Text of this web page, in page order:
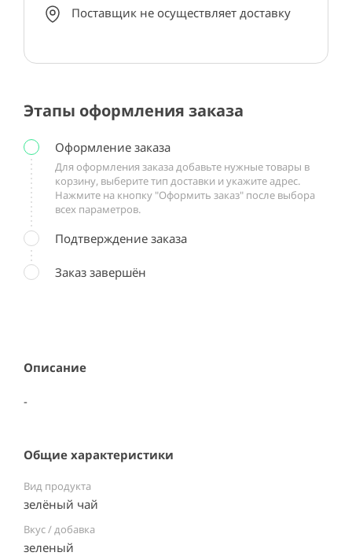
Описание
-
Общие характеристики
Вид продукта
зелёный чай
Вкус / добавка
зеленый
Поставщик не осуществляет доставку
Этапы оформления заказа
Оформление заказа
Для оформления заказа добавьте нужные товары в
корзину, выберите тип доставки и укажите адрес.
Нажмите на кнопку "Оформить заказ" после выбора
всех параметров.
Подтверждение заказа
Заказ завершён